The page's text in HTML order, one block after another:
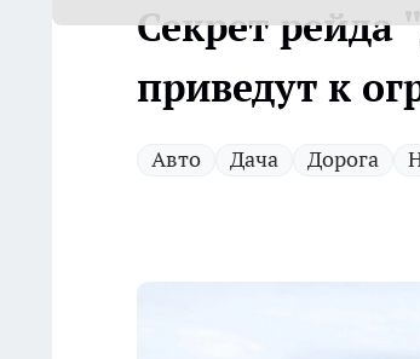
Секрет
приведут к
Авто Дача Дорога